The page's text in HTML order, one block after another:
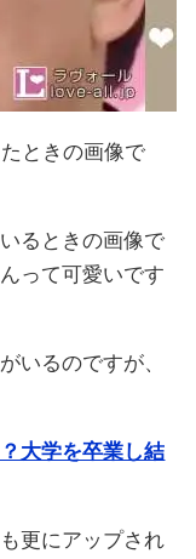
ときの画像で
るときの画像で
って可愛いです
いるのですが、
大学を卒業し結
更にアップされ